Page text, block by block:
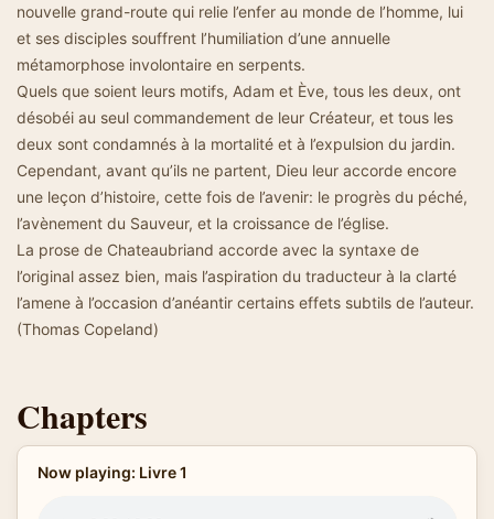
nouvelle grand-route qui relie l’enfer au monde de l’homme, lui
et ses disciples souffrent l’humiliation d’une annuelle
métamorphose involontaire en serpents.
Quels que soient leurs motifs, Adam et Ève, tous les deux, ont
désobéi au seul commandement de leur Créateur, et tous les
deux sont condamnés à la mortalité et à l’expulsion du jardin.
Cependant, avant qu’ils ne partent, Dieu leur accorde encore
une leçon d’histoire, cette fois de l’avenir: le progrès du péché,
l’avènement du Sauveur, et la croissance de l’église.
La prose de Chateaubriand accorde avec la syntaxe de
l’original assez bien, mais l’aspiration du traducteur à la clarté
l’amene à l’occasion d’anéantir certains effets subtils de l’auteur.
(Thomas Copeland)
Chapters
Now playing: Livre 1